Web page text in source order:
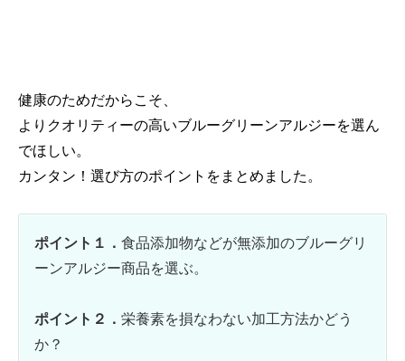
健康のためだからこそ、
よりクオリティーの高いブルーグリーンアルジーを選ん
でほしい。
カンタン！選び方のポイントをまとめました。
ポイント１． 食品添加物などが無添加のブルーグリ
ーンアルジー商品を選ぶ。
ポイント２． 栄養素を損なわない加工方法かどう
か？